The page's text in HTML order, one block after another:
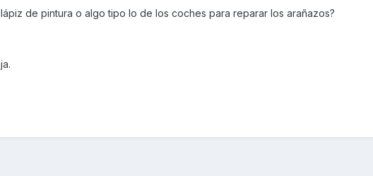
de pintura o algo tipo lo de los coches para reparar los arañazos?